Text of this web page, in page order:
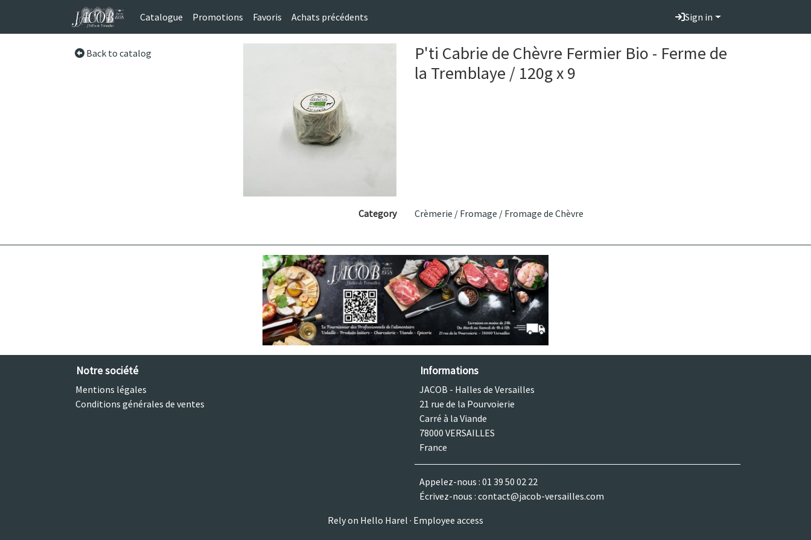
Catalogue Promotions Favoris Achats précédents Sign in
Back to catalog
P'ti Cabrie de Chèvre Fermier Bio - Ferme de
la Tremblaye / 120g x 9
Category Crèmerie / Fromage / Fromage de Chèvre
Notre société
Mentions légales
Conditions générales de ventes
Informations
JACOB - Halles de Versailles
21 rue de la Pourvoierie
Carré à la Viande
78000 VERSAILLES
France
Appelez-nous : 01 39 50 02 22
Écrivez-nous : contact@jacob-versailles.com
Rely on Hello Harel · Employee access